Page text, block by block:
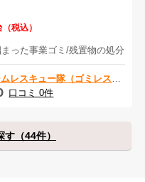
税込）
った事業ゴミ/残置物の処分
リフォームレスキュー隊（ゴミレスキュー）
口コミ 0件
（44件）